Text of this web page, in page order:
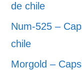
de chile
Num-525 –
chile
Morgold –